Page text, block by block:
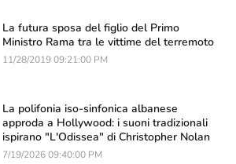
La futura sposa del figlio del Primo
Ministro Rama tra le vittime del terremoto
11/28/2019 09:21:00 PM
La polifonia iso-sinfonica albanese
approda a Hollywood: i suoni tradizionali
ispirano "L'Odissea" di Christopher Nolan
7/19/2026 09:40:00 PM